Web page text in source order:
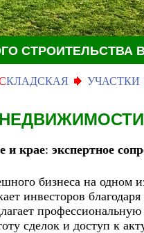
СТРОИТЕЛЬСТВА
КЛАДСКАЯ УЧАСТКИ
и крае: экспертное
бизнеса на одном
инвесторов
сделок и доступ к